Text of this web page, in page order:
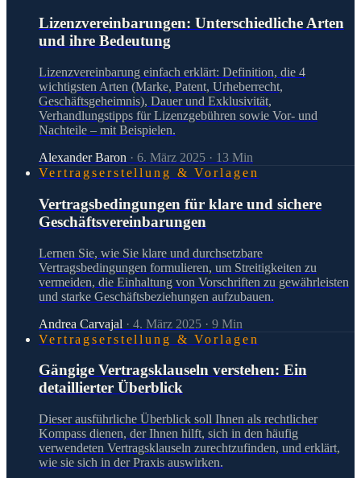
Lizenzvereinbarungen: Unterschiedliche Arten
und ihre Bedeutung
Lizenzvereinbarung einfach erklärt: Definition, die 4
wichtigsten Arten (Marke, Patent, Urheberrecht,
Geschäftsgeheimnis), Dauer und Exklusivität,
Verhandlungstipps für Lizenzgebühren sowie Vor- und
Nachteile – mit Beispielen.
Alexander Baron · 6. März 2025 · 13 Min
Vertragserstellung & Vorlagen
Vertragsbedingungen für klare und sichere
Geschäftsvereinbarungen
Lernen Sie, wie Sie klare und durchsetzbare
Vertragsbedingungen formulieren, um Streitigkeiten zu
vermeiden, die Einhaltung von Vorschriften zu gewährleisten
und starke Geschäftsbeziehungen aufzubauen.
Andrea Carvajal · 4. März 2025 · 9 Min
Vertragserstellung & Vorlagen
Gängige Vertragsklauseln verstehen: Ein
detaillierter Überblick
Dieser ausführliche Überblick soll Ihnen als rechtlicher
Kompass dienen, der Ihnen hilft, sich in den häufig
verwendeten Vertragsklauseln zurechtzufinden, und erklärt,
wie sie sich in der Praxis auswirken.